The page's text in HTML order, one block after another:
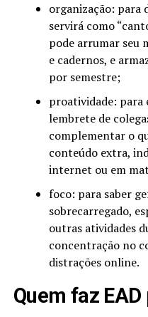
organização: para
servirá como
pode arrumar seu
e cadernos, e
por semestre;
proatividade: para
lembrete de
complementar o
conteúdo extra,
internet ou em
foco: para saber
sobrecarregado,
outras atividades
concentração no
distrações online.
Quem faz